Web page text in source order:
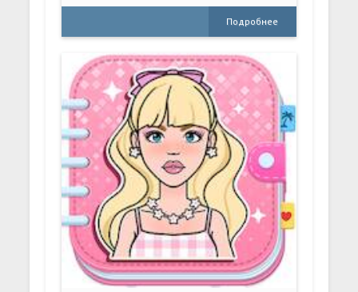
Подробнее